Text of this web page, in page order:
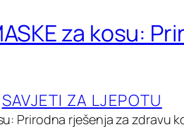
za kosu:
SAVJETI ZA LJEPOTU
Prirodna rješenja za zdravu